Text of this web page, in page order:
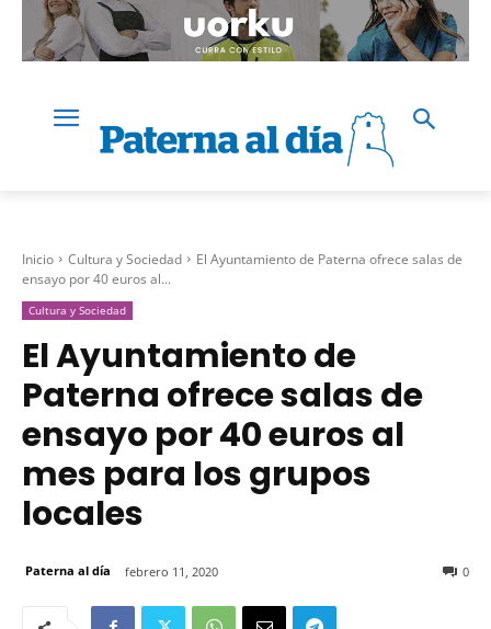
Inicio Cultura y Sociedad
El Ayuntamiento de Paterna ofrece salas de
ensayo por 40 euros al...
Cultura y Sociedad
El Ayuntamiento de
Paterna ofrece salas de
ensayo por 40 euros al
mes para los grupos
locales
Paterna al día febrero 11, 2020 0